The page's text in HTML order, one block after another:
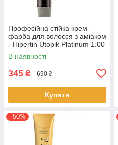
Професійна стійка крем-
фарба для волосся з аміаком
- Hipertin Utopik Platinum 1.00
- Black 60мл
В наявності
345 ₴ 690 ₴
Купити
–50%